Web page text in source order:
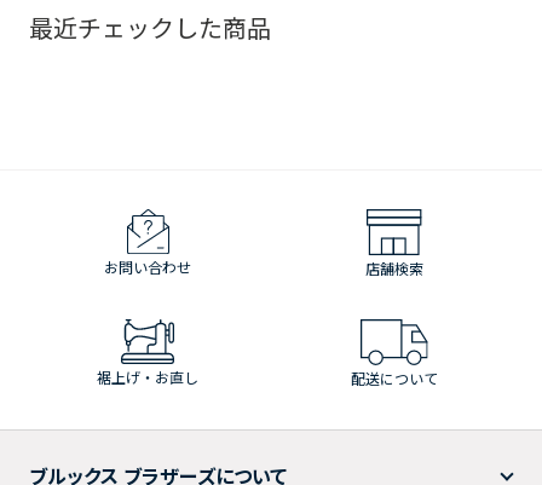
最近チェックした商品
お問い合わせ 店舗検索
裾上げ・お直し 配送について
ブルックス ブラザーズについて